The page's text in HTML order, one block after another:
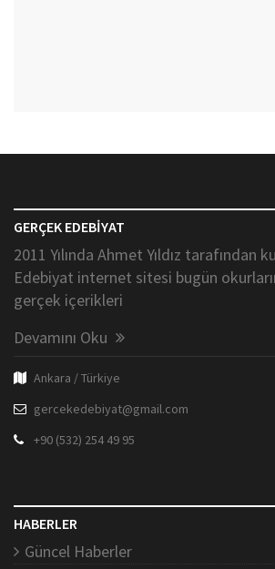
GERÇEK EDEBİYAT
2011 Yılında Ahmet Yıldız tarafından
Edebiyat internet sitesi bugün
gerçek içerikleri
Devamını Oku
Ankara / Türkiye
gercekedebiyat@gmail.com
+90 (532) 254 49 95
HABERLER
Güncel Haberler